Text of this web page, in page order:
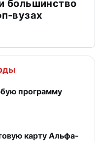
большинство
вузах
программу
карту Альфа-